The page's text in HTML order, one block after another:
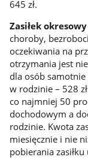
645 zł.
Zasiłek okresowy
choroby,
oczekiwania na
otrzymania jest
dla osób
w rodzinie – 528
co najmniej 50
dochodowym a
rodzinie. Kwota
miesięcznie i nie
pobierania